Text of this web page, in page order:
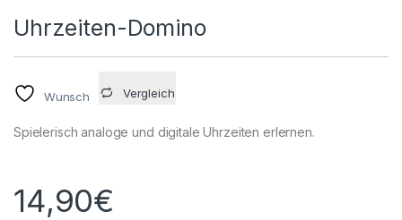
Uhrzeiten-Domino
Wunsch Vergleich
Spielerisch analoge und digitale Uhrzeiten erlernen.
14,90€